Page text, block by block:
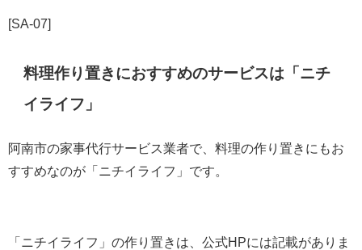
[SA-07]
料理作り置きにおすすめのサービスは「ニチ
イライフ」
阿南市の家事代行サービス業者で、料理の作り置きにもお
すすめなのが「ニチイライフ」です。
「ニチイライフ」の作り置きは、公式HPには記載がありま